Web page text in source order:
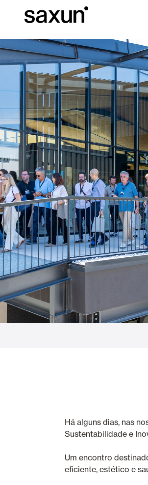
Persianas Enroláveis e Caixas
Cortinas de Vidro
Hotéis, restaurantes e cafés
Baixar
Sobre nós
Há alguns dias, nas
Sustentabilidade e
Um encontro
eficiente, estético e